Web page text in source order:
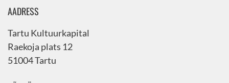
AADRESS
Tartu Kultuurkapital
Raekoja plats 12
51004 Tartu